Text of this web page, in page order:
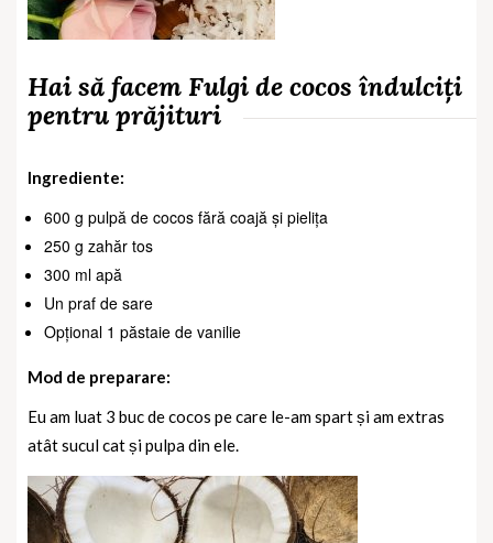
Hai să facem Fulgi de cocos îndulciți
pentru prăjituri
Ingrediente:
600 g pulpă de cocos fără coajă și pielița
250 g zahăr tos
300 ml apă
Un praf de sare
Opțional 1 păstaie de vanilie
Mod de preparare:
Eu am luat 3 buc de cocos pe care le-am spart și am extras
atât sucul cat și pulpa din ele.